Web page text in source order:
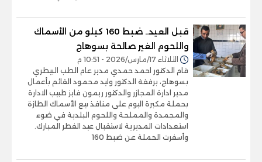
قبل العيد.. ضبط 160 كيلو من الأسماك
واللحوم الغير صالحة بسوهاج
الثلاثاء 17/مارس/2026 - 10:51 م
قام الدكتور احمد حمدي مدير عام الطب البيطري
بسوهاج، برفقة الدكتور وليد محمود القائم بأعمال
مدير ادارة المجازر والدكتور ريمون فايز طبيب الادارة
بحملة مكبرة اليوم على منافذ بيع الأسماك الطازة
والمجمدة والمملحة واللحوم البلدية في ضوء
استعدادات المديرية لاستقبال عيد الفطر المبارك.
وأسفرت الحملة عن ضبط 160